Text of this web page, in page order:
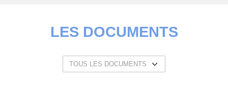
LES DOCUMENTS